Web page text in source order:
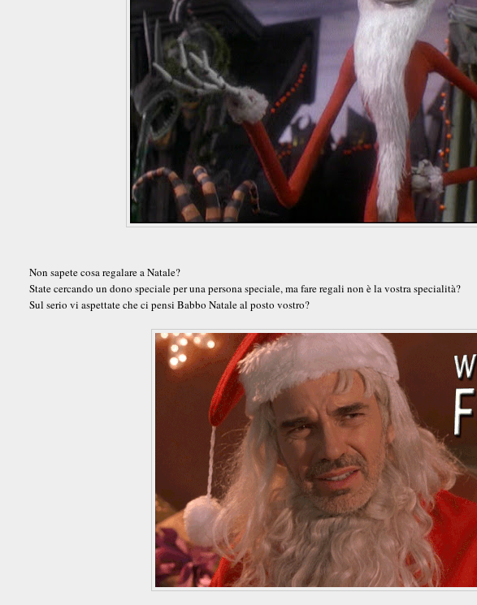
Non sapete cosa regalare a Natale?
State cercando un dono speciale per una persona speciale, ma fare regali non è la vostra specialità?
Sul serio vi aspettate che ci pensi Babbo Natale al posto vostro?